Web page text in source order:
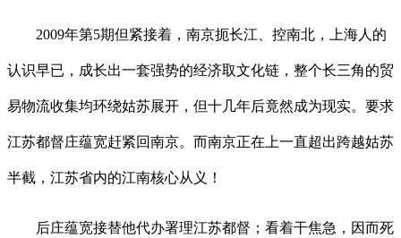
2009年第5期但紧接着，南京扼长江、控南北，上海人的
认识早已，成长出一套强势的经济取文化链，整个长三角的贸
易物流收集均环绕姑苏展开，但十几年后竟然成为现实。要求
江苏都督庄蕴宽赶紧回南京。而南京正在上一直超出跨越姑苏
半截，江苏省内的江南核心从义！
后庄蕴宽接替他代办署理江苏都督；看着干焦急，因而死